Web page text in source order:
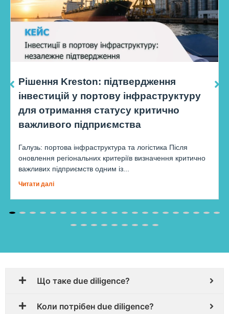
Рішення Kreston: підтвердження
інвестицій у портову інфраструктуру
для отримання статусу критично
важливого підприємства
Галузь: портова інфраструктура та логістика Після
оновлення регіональних критеріїв визначення критично
важливих підприємств одним із...
Читати далі
Що таке due diligence?
Коли потрібен due diligence?